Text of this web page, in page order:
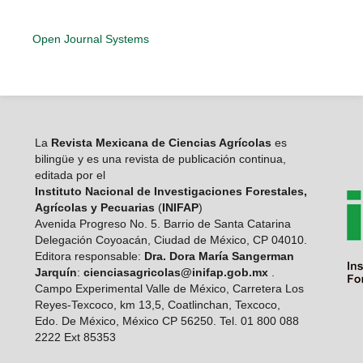
Open Journal Systems
LaRevista Mexicana de Ciencias Agrícolas es
bilingüe y es una revista de publicación continua,
editada por el
Instituto Nacional de Investigaciones Forestales,
Agrícolas y Pecuarias (INIFAP)
Avenida Progreso No. 5. Barrio de Santa Catarina
Delegación Coyoacán, Ciudad de México, CP 04010.
Editora responsable: Dra. Dora María Sangerman
Jarquín: cienciasagricolas@inifap.gob.mx.
Campo Experimental Valle de México, Carretera Los
Reyes-Texcoco, km 13,5, Coatlinchan, Texcoco,
Edo. De México, México CP 56250. Tel. 01 800 088
2222 Ext 85353